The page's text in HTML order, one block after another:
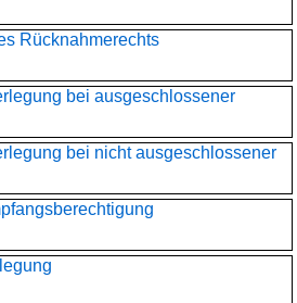
Rücknahmerechts
bei ausgeschlossener
bei nicht ausgeschlossener